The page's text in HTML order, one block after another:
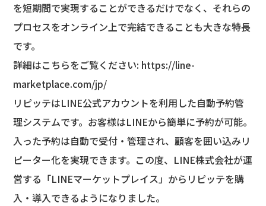
を短期間で実現することができるだけでなく、それらの
プロセスをオンライン上で完結できることも大きな特⻑
です。
詳細はこちらをご覧ください: https://line-
marketplace.com/jp/
リピッテはLINE公式アカウントを利用した自動予約管
理システムです。お客様はLINEから簡単に予約が可能。
入った予約は自動で受付・管理され、顧客を囲い込みリ
ピーター化を実現できます。この度、LINE株式会社が運
営する「LINEマーケットプレイス」からリピッテを購
入・導入できるようになりました。